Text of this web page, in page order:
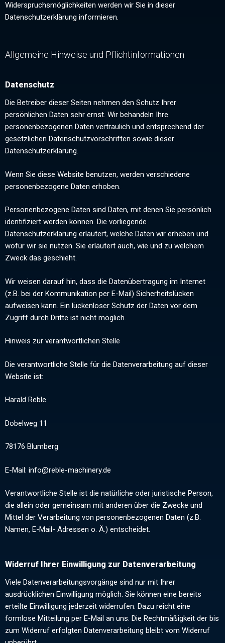
Widerspruchsmöglichkeiten werden wir Sie in dieser
Datenschutzerklärung informieren.
Allgemeine Hinweise und Pflichtinformationen
Datenschutz
Die Betreiber dieser Seiten nehmen den Schutz Ihrer
persönlichen Daten sehr ernst. Wir behandeln Ihre
personenbezogenen Daten vertraulich und entsprechend der
gesetzlichen Datenschutzvorschriften sowie dieser
Datenschutzerklärung.
Wenn Sie diese Website benutzen, werden verschiedene
personenbezogene Daten erhoben.
Personenbezogene Daten sind Daten, mit denen Sie persönlich
identifiziert werden können. Die vorliegende
Datenschutzerklärung erläutert, welche Daten wir erheben und
wofür wir sie nutzen. Sie erläutert auch, wie und zu welchem
Zweck das geschieht.
Wir weisen darauf hin, dass die Datenübertragung im Internet
(z.B. bei der Kommunikation per E-Mail) Sicherheitslücken
aufweisen kann. Ein lückenloser Schutz der Daten vor dem
Zugriff durch Dritte ist nicht möglich.
Hinweis zur verantwortlichen Stelle
Die verantwortliche Stelle für die Datenverarbeitung auf dieser
Website ist:
Harald Reble
Dobelweg 11
78176 Blumberg
E-Mail: info@reble-machinery.de
Verantwortliche Stelle ist die natürliche oder juristische Person,
die allein oder gemeinsam mit anderen über die Zwecke und
Mittel der Verarbeitung von personenbezogenen Daten (z.B.
Namen, E-Mail- Adressen o. Ä.) entscheidet.
Widerruf Ihrer Einwilligung zur Datenverarbeitung
Viele Datenverarbeitungsvorgänge sind nur mit Ihrer
ausdrücklichen Einwilligung möglich. Sie können eine bereits
erteilte Einwilligung jederzeit widerrufen. Dazu reicht eine
formlose Mitteilung per E-Mail an uns. Die Rechtmäßigkeit der bis
zum Widerruf erfolgten Datenverarbeitung bleibt vom Widerruf